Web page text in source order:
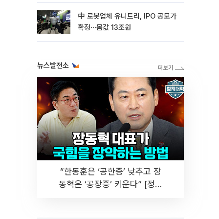
中 로봇업체 유니트리, IPO 공모가
확정⋯몸값 13조원
뉴스발전소
“한동훈은 ‘공한증’ 낮추고 장
동혁은 ‘공장증’ 키운다” [정치